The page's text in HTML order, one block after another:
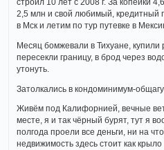
строил 10 лет с 2008 г. За копейки
2,5 млн и свой любимый, кредитный
в Мск и летим по тур путевке в
Месяц бомжевали в Тихуане,
пересекли границу, в брод через
утонуть.
Затолкались в кондоминимум-
Живём под Калифорнией, вечные
месте, я и так чёрный бурят, тут я
полгода проели все деньги, ни на
недвижимость здесь стоит как